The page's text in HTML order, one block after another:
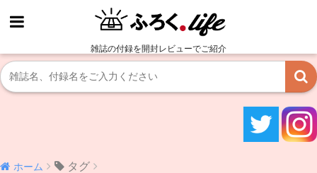
雑誌の付録を開封レビューでご紹介
ホーム タグ